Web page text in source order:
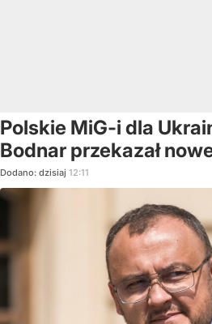
Polskie MiG-i dla
Bodnar przekazał
Dodano: dzisiaj 12:11